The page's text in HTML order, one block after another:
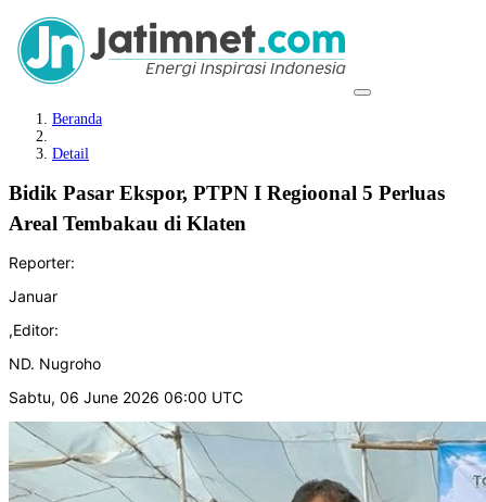
Beranda
Detail
Bidik Pasar Ekspor, PTPN I Regioonal 5 Perluas
Areal Tembakau di Klaten
Reporter:
Januar
,Editor:
ND. Nugroho
Sabtu, 06 June 2026 06:00 UTC